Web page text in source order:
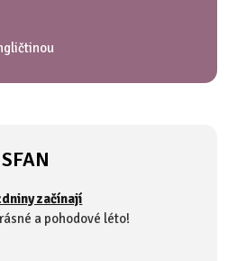
začínají
a pohodové léto!